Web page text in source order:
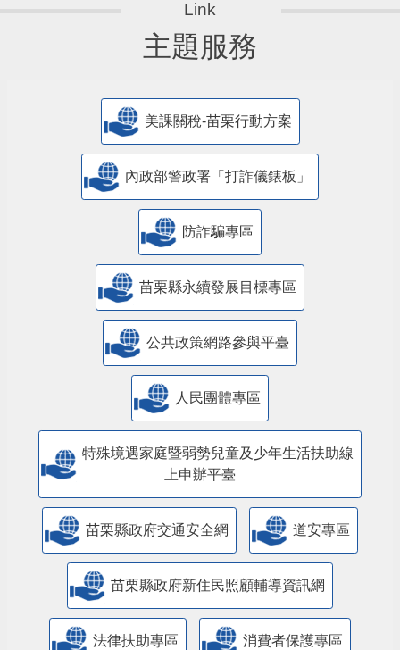
主題服務
美課關稅-苗栗行動方案
內政部警政署「打詐儀錶板」
防詐騙專區
苗栗縣永續發展目標專區
公共政策網路參與平臺
人民團體專區
特殊境遇家庭暨弱勢兒童及少年生活扶助線
上申辦平臺
苗栗縣政府交通安全網 道安專區
苗栗縣政府新住民照顧輔導資訊網
法律扶助專區 消費者保護專區